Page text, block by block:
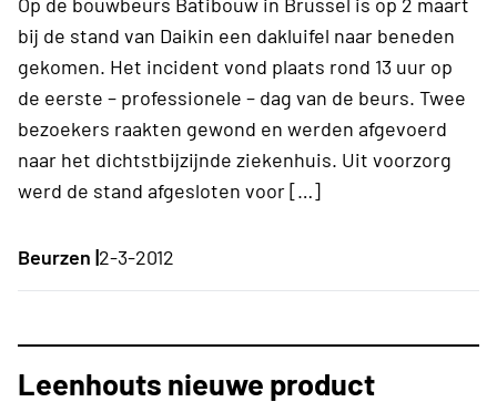
bij de stand van Daikin een dakluifel naar beneden
gekomen. Het incident vond plaats rond 13 uur op
de eerste – professionele – dag van de beurs. Twee
bezoekers raakten gewond en werden afgevoerd
naar het dichtstbijzijnde ziekenhuis. Uit voorzorg
werd de stand afgesloten voor […]
Beurzen |2-3-2012
Leenhouts nieuwe product